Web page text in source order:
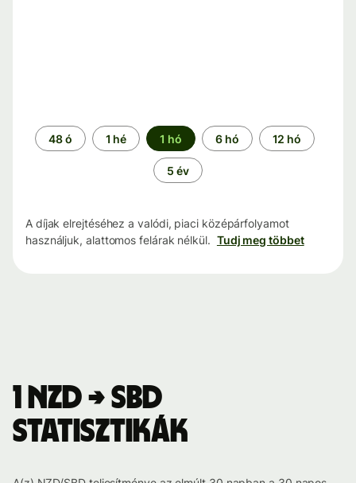
Időszak
48 ó 1 hé 1 hó 6 hó 12 hó
5 év
A díjak elrejtéséhez a valódi, piaci középárfolyamot
használjuk, alattomos felárak nélkül. Tudj meg többet
1 NZD → SBD
statisztikák